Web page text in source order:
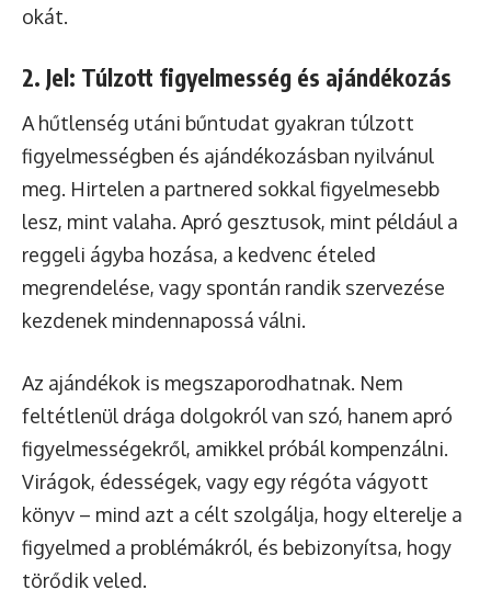
okát.
2. Jel: Túlzott figyelmesség és ajándékozás
A hűtlenség utáni bűntudat gyakran túlzott
figyelmességben és ajándékozásban nyilvánul
meg. Hirtelen a partnered sokkal figyelmesebb
lesz, mint valaha. Apró gesztusok, mint például a
reggeli ágyba hozása, a kedvenc ételed
megrendelése, vagy spontán randik szervezése
kezdenek mindennapossá válni.
Az ajándékok is megszaporodhatnak. Nem
feltétlenül drága dolgokról van szó, hanem apró
figyelmességekről, amikkel próbál kompenzálni.
Virágok, édességek, vagy egy régóta vágyott
könyv – mind azt a célt szolgálja, hogy elterelje a
figyelmed a problémákról, és bebizonyítsa, hogy
törődik veled.